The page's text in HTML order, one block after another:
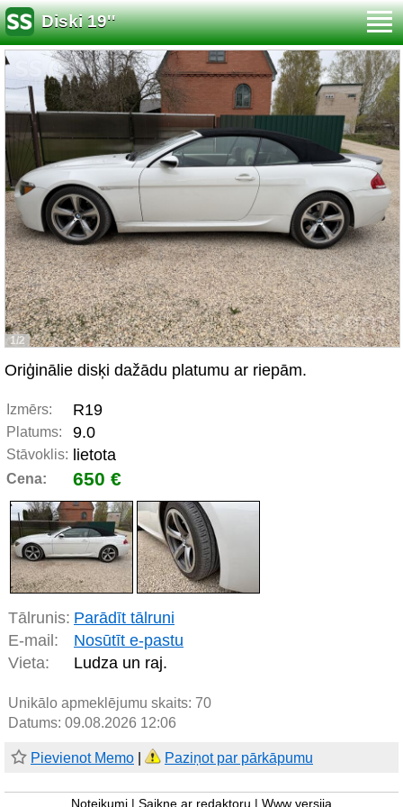
Diski 19''
1/2
Oriģinālie disķi dažādu platumu ar riepām.
Izmērs: R19
Platums: 9.0
Stāvoklis: lietota
Cena: 650 €
Tālrunis: Parādīt tālruni
E-mail:
Nosūtīt e-pastu
Vieta:
Ludza un raj.
Unikālo apmeklējumu skaits: 70
Datums: 09.08.2026 12:06
Pievienot Memo Paziņot par pārkāpumu
Noteikumi Saikne ar redaktoru Www versija